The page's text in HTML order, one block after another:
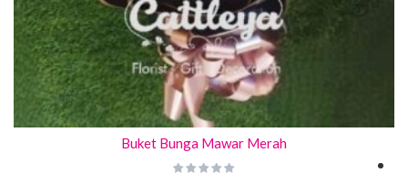
Buket Bunga Mawar Merah